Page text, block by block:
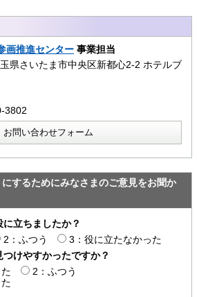
画推進センター 事業担当
県さいたま市中央区新都心2‐2 ホテルブ
3802
お問い合わせフォーム
するためにみなさまのご意見をお聞か
立ちましたか？
2：ふつう
3：役に立たなかった
けやすかったですか？
2：ふつう